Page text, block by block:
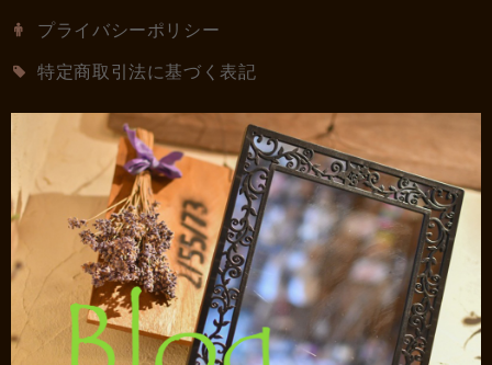
プライバシーポリシー
特定商取引法に基づく表記